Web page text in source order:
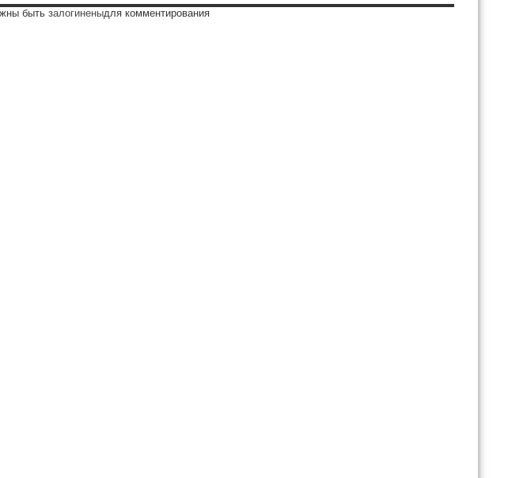
быть залогиненыдля комментирования